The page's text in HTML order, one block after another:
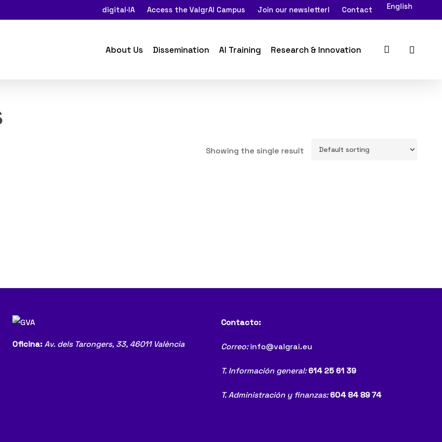
digital·IA Access the ValgrAI Campus Join our newsletter! Contact English
About Us Dissemination AI Training Research & Innovation search
Showing the single result
Oficina:Av. dels Tarongers, 33, 46011 València
Contacto:
Correo: info@valgrai.eu
T. Información general:614 25 61 39
T. Administración y finanzas:604 84 89 74